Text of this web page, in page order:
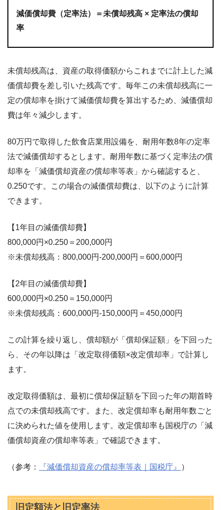
減価償却費（定率法）＝未償却残高 × 定率法の償却
率
未償却残高は、資産の取得価額からこれまでに計上した減
価償却費を差し引いた残高です。毎年この未償却残高に一
定の償却率を掛けて減価償却費を算出するため、減価償却
費は年々減少します。
80万円で取得した飲食店業用設備を、耐用年数8年の定率
法で減価償却するとします。耐用年数に基づく定率法の償
却率を「減価償却資産の償却率等表」から確認すると、
0.250です。この場合の減価償却費は、以下のように計算
できます。
【1年目の減価償却費】
800,000円×0.250＝200,000円
※未償却残高：800,000円-200,000円＝600,000円
【2年目の減価償却費】
600,000円×0.250＝150,000円
※未償却残高：600,000円-150,000円＝450,000円
この計算を繰り返し、償却額が「償却保証額」を下回った
ら、その年以降は「改定取得価額×改定償却率」で計算し
ます。
改定取得価額は、最初に償却保証額を下回った年の期首時
点での未償却残高です。また、改定償却率も耐用年数ごと
に決められた値を使用します。改定償却率も国税庁の「減
価償却資産の償却率等表」で確認できます。
（参考： 『減価償却資産の償却率等表｜国税庁』 ）
旧定額法と旧定率法